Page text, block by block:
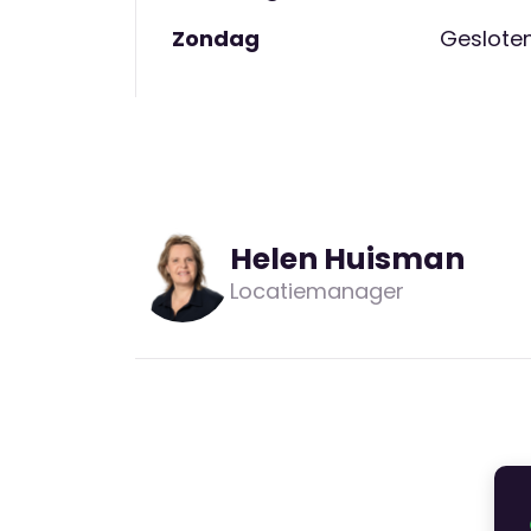
actief met ons mee. Ieder jaar komt er
Als je kind 4 jaar wordt, gaat het naar
alle basisscholen in Nootdorp en
We vinden een goede en warme
toestemming, naar de school van jouw
Zondag
Helen Huisman
Locatiemanager